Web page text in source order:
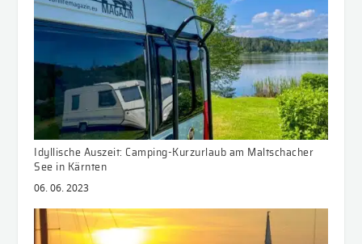
Idyllische Auszeit: Camping-Kurzurlaub am Maltschacher
See in Kärnten
06. 06. 2023